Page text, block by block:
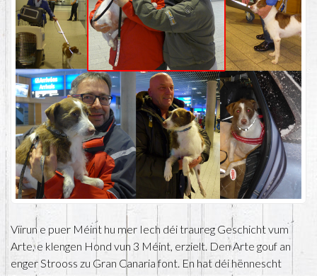
Viirun e puer Méint hu mer Iech déi traureg Geschicht vum
Arte, e klengen Hond vun 3 Méint, erzielt. Den Arte gouf an
enger Strooss zu Gran Canaria font. En hat déi hënnescht